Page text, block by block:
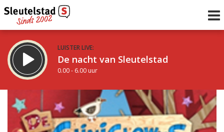
LUISTER LIVE:
De nacht van Sleutelstad
0.00 - 6.00 uur
De ochtend van Sleutelstad
6.00 - 12.00 uur
Vorig uur
uur 1 van 0 Volgend uur